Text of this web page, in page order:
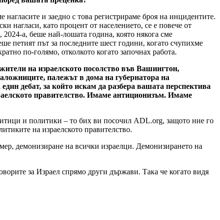
и заедно с това регистрираме броя на инцидентите.
нагласи, като процент от населението, се е повече от
а, беше най-лошата година, която някога сме
петият път за последните шест години, когато счупихме
по-голямо, отколкото когато започнах работа.
на израелското посолство във Вашингтон,
палежът в дома на губернатора на
дебат, за който искам да разбера вашата перспектива
правителство. Имаме антиционизъм. Имаме
и политики – то бих ви посочил ADL.org, защото ние го
на израелското правителство.
демонизиране на всички израелци. Демонизирането на
за Израел спрямо други държави. Така че когато видя